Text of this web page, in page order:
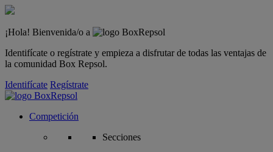
¡Hola! Bienvenida/o a
Identifícate o regístrate y empieza a disfrutar de todas las ventajas de
la comunidad Box Repsol.
Identifícate Regístrate
Competición
Secciones